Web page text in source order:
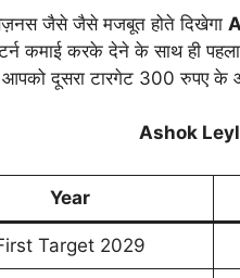
जैसे जैसे मजबूत होते दिखेगा
कमाई करके देने के साथ ही
आपको दूसरा टारगेट 300 रुपए के
Ashok
Year
Target 2029